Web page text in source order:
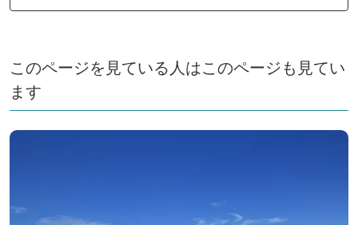
このページを見ている人はこのページも見てい
ます